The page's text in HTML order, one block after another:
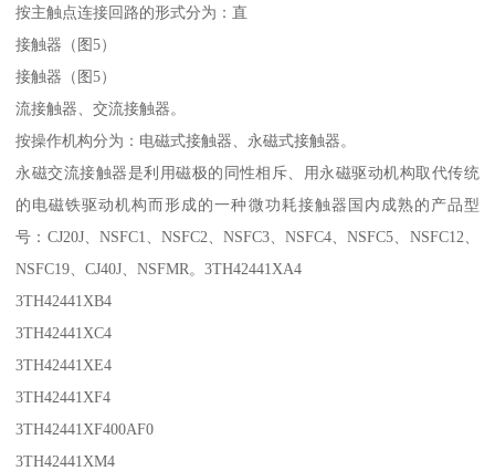
按主触点连接回路的形式分为：直
接触器（图5）
接触器（图5）
流接触器、交流接触器。
按操作机构分为：电磁式接触器、永磁式接触器。
永磁交流接触器是利用磁极的同性相斥、用永磁驱动机构取代传统
的电磁铁驱动机构而形成的一种微功耗接触器国内成熟的产品型
号：CJ20J、NSFC1、NSFC2、NSFC3、NSFC4、NSFC5、NSFC12、
NSFC19、CJ40J、NSFMR。3TH42441XA4
3TH42441XB4
3TH42441XC4
3TH42441XE4
3TH42441XF4
3TH42441XF400AF0
3TH42441XM4